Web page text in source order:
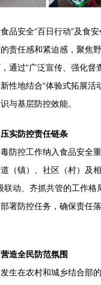
品安全“百日行动”及食安
责任感和紧迫感，聚焦
通过“广泛宣传、强化督
性地结合“体验式拓展活
与基层防控效能。
实防控责任链条
防控工作纳入食品安全
（镇）、社区（村）及
联动、齐抓共管的工作格
署防控任务，确保责任
造全民防范氛围
生在农村和城乡结合部